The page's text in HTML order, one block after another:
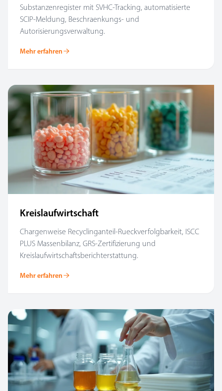
Substanzenregister mit SVHC-Tracking, automatisierte
SCIP-Meldung, Beschraenkungs- und
Autorisierungsverwaltung.
Mehr erfahren
Kreislaufwirtschaft
Chargenweise Recyclinganteil-Rueckverfolgbarkeit, ISCC
PLUS Massenbilanz, GRS-Zertifizierung und
Kreislaufwirtschaftsberichterstattung.
Mehr erfahren